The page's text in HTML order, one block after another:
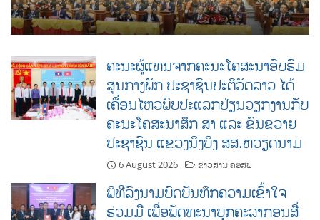
ຄະນະຜູ້ແທນຈາກຄະນະໂຄສະນາອົບຮົມ
ສູນກາງພັກ ປະຊາຊົນປະຕິວັດລາວ ໄດ້
ເຄື່ອນໄຫວພົບປະແລກປ່ຽນວຽກງານກັບ
ຄະນະໂຄສະນາສຶກ ສາ ແລະ ຂົນຂວາຍ
ປະຊາຊົນ ແຂວງນິງບິງ ສສ.ຫວຽດນາມ
6 August 2026 ຂ່າວສານ ຄອສພ
ພິທີລົງນາມບົດບັນທຶກຄວາມເຂົ້າໃຈ
ຮ່ວມມື ເພື່ອພັດທະນາບຸກຄະລາກອນສື່